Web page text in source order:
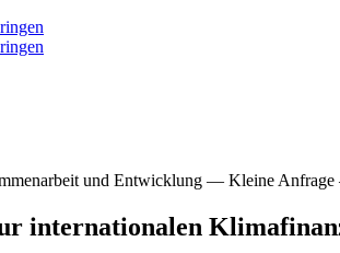
und Entwicklung — Kleine
internationalen